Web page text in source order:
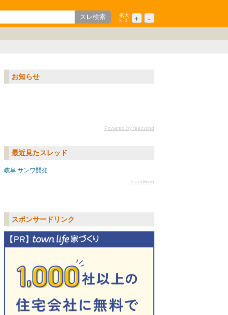
拡大
x
1 + -
お知らせ
Powered by feedwind
最近見たスレッド
岐阜 サンワ開発
TrackWind
スポンサードリンク